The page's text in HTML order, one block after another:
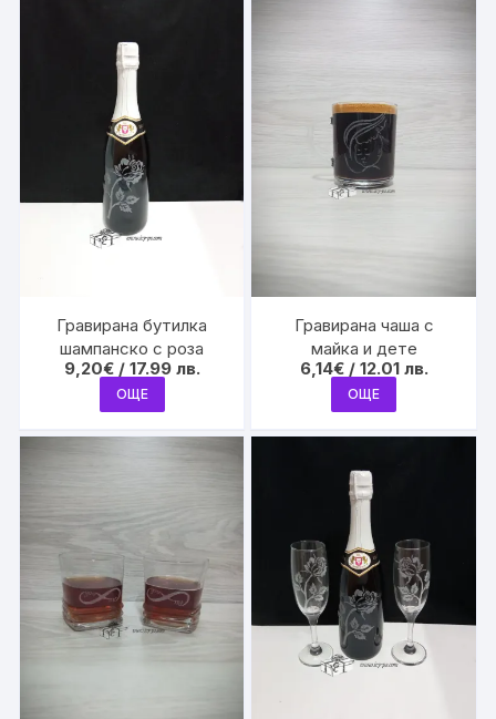
Гравирана бутилка
шампанско с роза
9,20€ / 17.99 лв.
ОЩЕ
Гравирана чаша с
майка и дете
6,14€ / 12.01 лв.
ОЩЕ